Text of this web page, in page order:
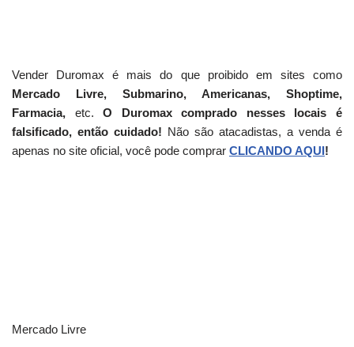
Vender Duromax é mais do que proibido em sites como
Mercado Livre, Submarino, Americanas, Shoptime,
Farmacia, etc.O Duromax comprado nesses locais é
falsificado, então cuidado! Não são atacadistas, a venda é
apenas no site oficial, você pode comprar CLICANDO AQUI!
Mercado Livre